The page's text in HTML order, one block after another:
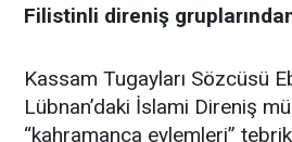
Filistinli direniş
Kassam Tugayları Sözcüsü
Lübnan’daki İslami Direniş
“kahramanca eylemleri”